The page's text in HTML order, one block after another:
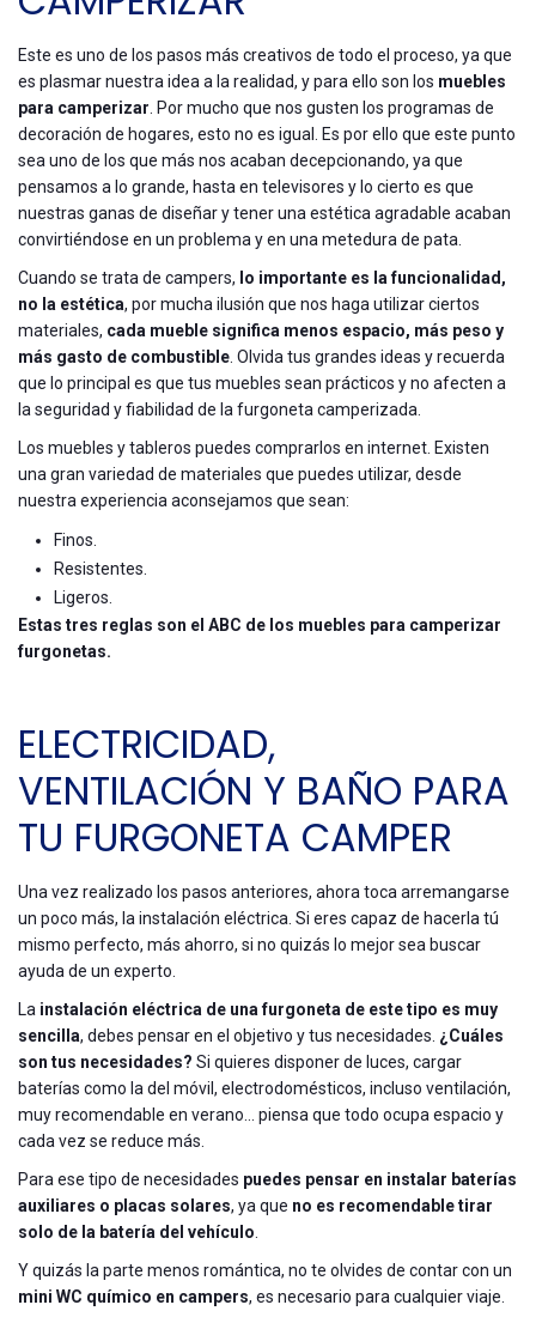
Este es uno de los pasos más creativos de todo el proceso, ya que
es plasmar nuestra idea a la realidad, y para ello son los muebles
para camperizar . Por mucho que nos gusten los programas de
decoración de hogares, esto no es igual. Es por ello que este punto
sea uno de los que más nos acaban decepcionando, ya que
pensamos a lo grande, hasta en televisores y lo cierto es que
nuestras ganas de diseñar y tener una estética agradable acaban
convirtiéndose en un problema y en una metedura de pata.
Cuando se trata de campers, lo importante es la funcionalidad,
no la estética, por mucha ilusión que nos haga utilizar ciertos
materiales, cada mueble significa menos espacio, más peso y
más gasto de combustible . Olvida tus grandes ideas y recuerda
que lo principal es que tus muebles sean prácticos y no afecten a
la seguridad y fiabilidad de la furgoneta camperizada.
Los muebles y tableros puedes comprarlos en internet. Existen
una gran variedad de materiales que puedes utilizar, desde
nuestra experiencia aconsejamos que sean:
Finos.
Resistentes.
Ligeros.
Estas tres reglas son el ABC de los muebles para camperizar
furgonetas.
ELECTRICIDAD,
VENTILACIÓN Y BAÑO PARA
TU FURGONETA CAMPER
Una vez realizado los pasos anteriores, ahora toca arremangarse
un poco más, la instalación eléctrica. Si eres capaz de hacerla tú
mismo perfecto, más ahorro, si no quizás lo mejor sea buscar
ayuda de un experto.
La instalación eléctrica de una furgoneta de este tipo es muy
sencilla, debes pensar en el objetivo y tus necesidades. ¿Cuáles
son tus necesidades? Si quieres disponer de luces, cargar
baterías como la del móvil, electrodomésticos, incluso ventilación,
muy recomendable en verano… piensa que todo ocupa espacio y
cada vez se reduce más.
Para ese tipo de necesidades puedes pensar en instalar baterías
auxiliares o placas solares, ya que no es recomendable tirar
solo de la batería del vehículo
Y quizás la parte menos romántica, no te olvides de contar con un
mini WC químico en campers, es necesario para cualquier viaje.